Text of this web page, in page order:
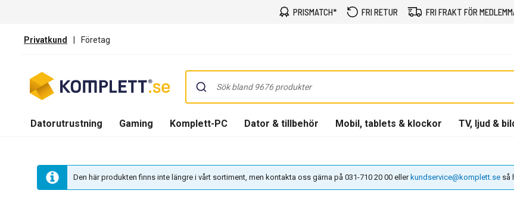
PRISMATCH* FRI RETUR FRI FRAKT FÖR
Privatkund | Företag
Datorutrustning Gaming Komplett-PC Dator & tillbehör Mobil, tablets & klockor TV, ljud &
Den här produkten finns inte längre i vårt sortiment, men kontakta oss gärna på 031-710 20 00 eller kundservice@komplett.se så